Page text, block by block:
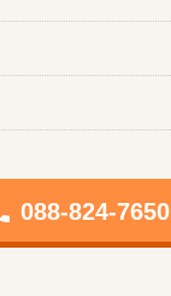
088-824-7650